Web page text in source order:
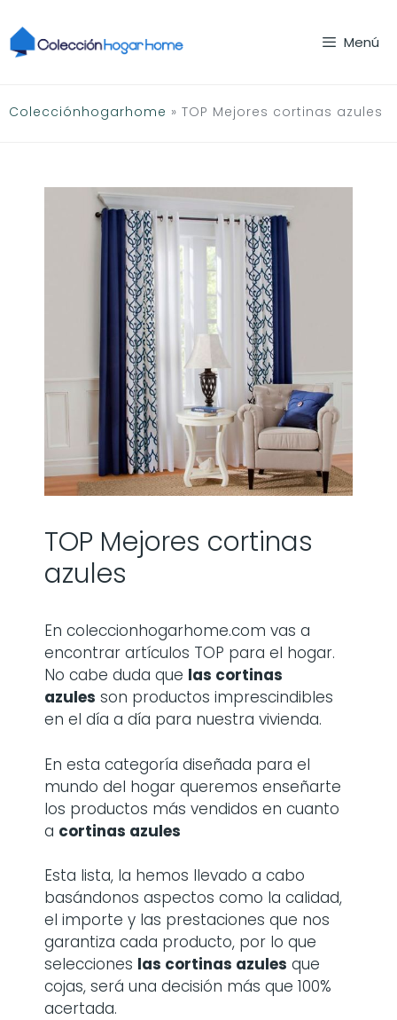
al
contenido
Menú
Colecciónhogarhome » TOP Mejores cortinas azules
TOP Mejores cortinas
azules
En coleccionhogarhome.com vas a
encontrar artículos TOP para el hogar.
No cabe duda que las cortinas
azules son productos imprescindibles
en el día a día para nuestra vivienda.
En esta categoría diseñada para el
mundo del hogar queremos enseñarte
los productos más vendidos en cuanto
a cortinas azules
Esta lista, la hemos llevado a cabo
basándonos aspectos como la calidad,
el importe y las prestaciones que nos
garantiza cada producto, por lo que
selecciones las cortinas azules que
cojas, será una decisión más que 100%
acertada.